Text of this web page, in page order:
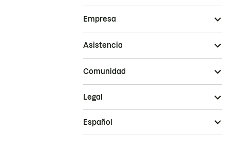
Empresa
Asistencia
Comunidad
Legal
Español